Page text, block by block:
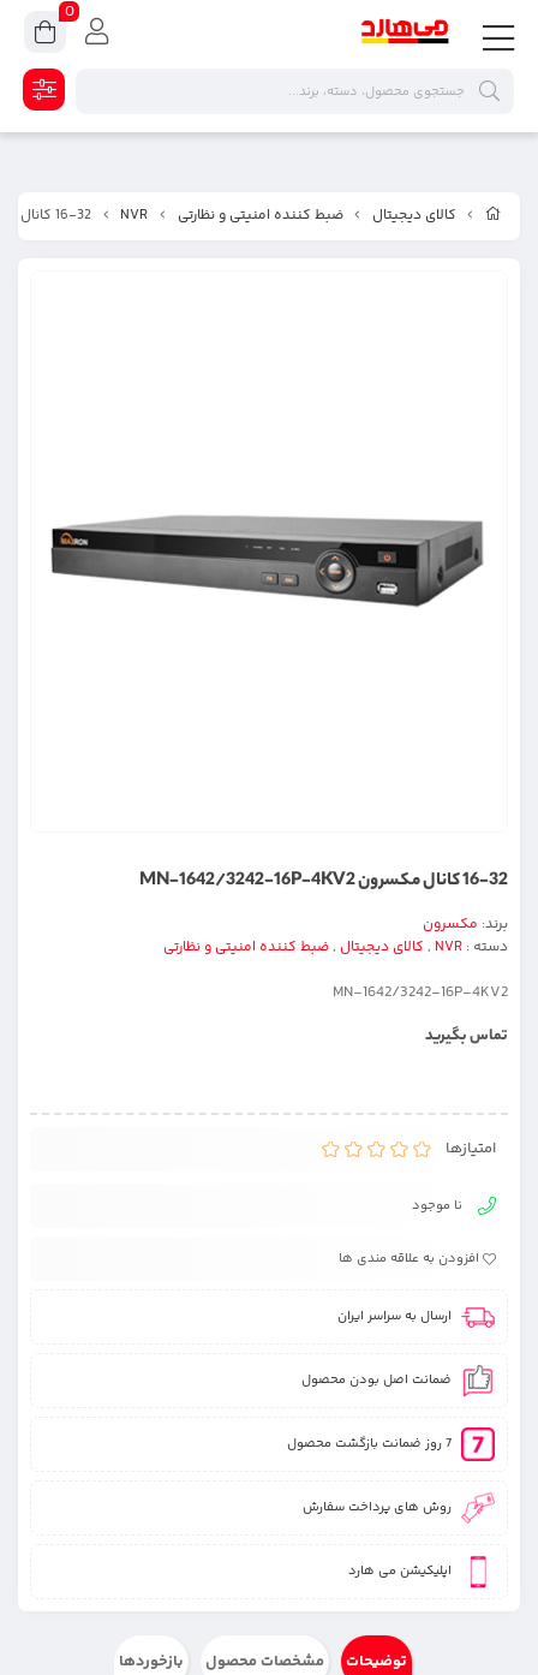
کالای دیجیتال ضبط کننده امنیتی و نظارتی NVR 16-32 کانال مکسرون MN-1642/3242-16P-4KV2
16-32 کانال مکسرون MN-1642/3242-16P-4KV2
برند: مکسرون
دسته : NVR
, کالای دیجیتال ,ضبط کننده امنیتی و نظارتی
MN-1642/3242-16P-4KV2
تماس بگیرید
امتیازها
نا موجود
افزودن به علاقه مندی ها
ارسال به سراسر ایران
ضمانت اصل بودن محصول
7 روز ضمانت بازگشت محصول
روش های پرداخت سفارش
اپلیکیشن می هارد
توضیحات مشخصات محصول بازخوردها
0